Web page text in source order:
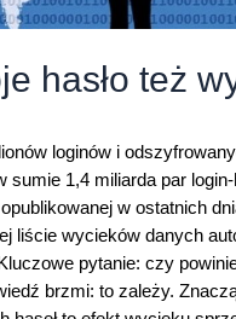
hasło też
loginów i
sumie 1,4 miliarda par login-
w ostatnich
liście wycieków danych
pytanie: czy
brzmi: to zależy.